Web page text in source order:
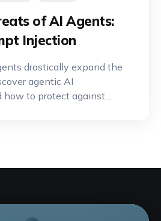
of AI Agents:
Injection
drastically expand the
agentic AI
how to protect against